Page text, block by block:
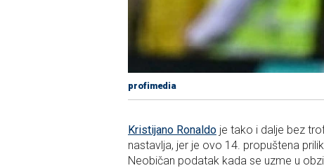
profimedia
Kristijano Ronaldo je tako i dalje bez
nastavlja, jer je ovo 14. propuštena
Neobičan podatak kada se uzme u